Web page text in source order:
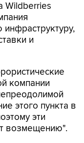
Wildberries
инфраструктуру,
и
компании
этого пункта в
эти
возмещению".